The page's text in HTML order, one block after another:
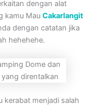
dengan alat
kamu Mau Cakarlangit
dengan catatan jika
hehehehe.
kerabat menjadi salah